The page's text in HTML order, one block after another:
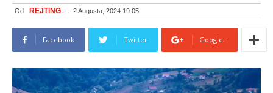
Od REJTING - 2 Augusta, 2024 19:05
Facebook Twitter Google+